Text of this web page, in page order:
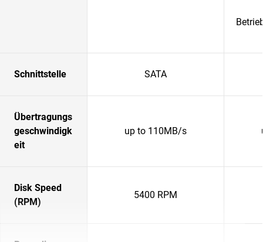
Schnittstelle SATA
Übertragungs
geschwindigk
eit
up to 110MB/s
Disk Speed
(RPM)
5400 RPM